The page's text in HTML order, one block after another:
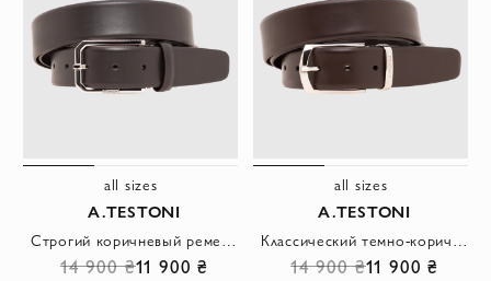
all sizes
A.TESTONI
14 900 ₴11 900 ₴
all sizes
A.TESTONI
14 900 ₴11 900 ₴